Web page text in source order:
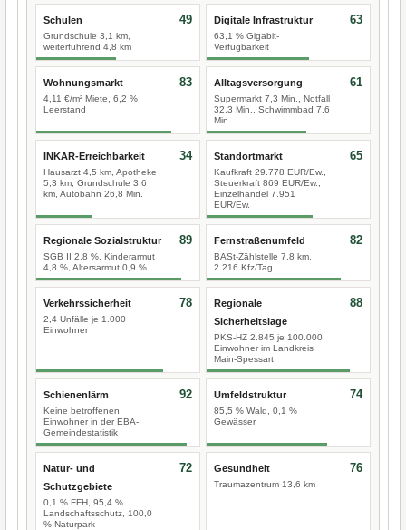
Schulen
Grundschule 3,1 km,
weiterführend 4,8 km
49 Digitale Infrastruktur
63,1 % Gigabit-
Verfügbarkeit
63
Wohnungsmarkt
4,11 €/m² Miete, 6,2 %
Leerstand
83 Alltagsversorgung
Supermarkt 7,3 Min., Notfall
32,3 Min., Schwimmbad 7,6
Min.
61
INKAR-Erreichbarkeit
Hausarzt 4,5 km, Apotheke
5,3 km, Grundschule 3,6
km, Autobahn 26,8 Min.
34 Standortmarkt
Kaufkraft 29.778 EUR/Ew.,
Steuerkraft 869 EUR/Ew.,
Einzelhandel 7.951
EUR/Ew.
65
Regionale Sozialstruktur
SGB II 2,8 %, Kinderarmut
4,8 %, Altersarmut 0,9 %
89 Fernstraßenumfeld
BASt-Zählstelle 7,8 km,
2.216 Kfz/Tag
82
Verkehrssicherheit
2,4 Unfälle je 1.000
Einwohner
78
Regionale
Sicherheitslage
PKS-HZ 2.845 je 100.000
Einwohner im Landkreis
Main-Spessart
88
Schienenlärm
Keine betroffenen
Einwohner in der EBA-
Gemeindestatistik
92 Umfeldstruktur
85,5 % Wald, 0,1 %
Gewässer
74
Natur- und
Schutzgebiete
0,1 % FFH, 95,4 %
Landschaftsschutz, 100,0
% Naturpark
72 Gesundheit
Traumazentrum 13,6 km
76